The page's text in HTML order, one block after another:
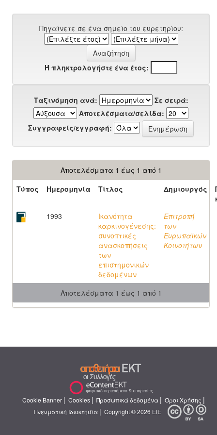
Πηγαίνετε σε ένα σημείο του ευρετηρίου:
Ή πληκτρολογήστε ένα έτος:
Ταξινόμηση ανά:
Σε σειρά:
Αποτελέσματα/σελίδα:
Συγγραφείς/εγγραφή:
Αποτελέσματα 1 έως 1 από 1
Τύπος
Ημερομηνία Τίτλος Δημιουργός
1993
Ικανότητα
καρκινογένεσης:
συνοπτικές
ανασκοπήσεις
των
επιστημονικών
δεδομένων
Επιτροπή
των
Ευρωπαϊκών
Κοινοτήτων
Αποτελέσματα 1 έως 1 από 1
Cookie Banner | Cookies | Προσωπικά δεδομένα | Όροι Χρήσης |
Πνευματική Ιδιοκτησία | Copyright © 2026 ΕΙΕ